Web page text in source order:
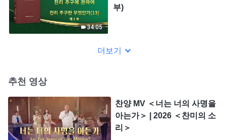
34:05
부)
더보기
추천 영상
찬양 MV ＜너는 너의 사명을
아는가＞ | 2026 ＜찬미의 소
리＞